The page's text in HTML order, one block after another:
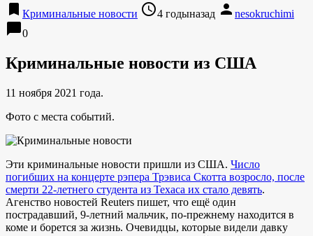
bookmark Криминальные новости access_time4 годыназад person nesokruchimi
chat_bubble0
Криминальные новости из США
11 ноября 2021 года.
Фото с места событий.
Эти криминальные новости пришли из США. Число
погибших на концерте рэпера Трэвиса Скотта возросло, после
смерти 22-летнего студента из Техаса их стало девять.
Агенство новостей Reuters пишет, что ещё один
пострадавший, 9-летний мальчик, по-прежнему находится в
коме и борется за жизнь. Очевидцы, которые видели давку